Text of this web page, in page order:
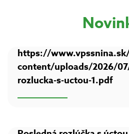
https://
content/uploads/2026/
rozlucka-s-uctou-1.pdf